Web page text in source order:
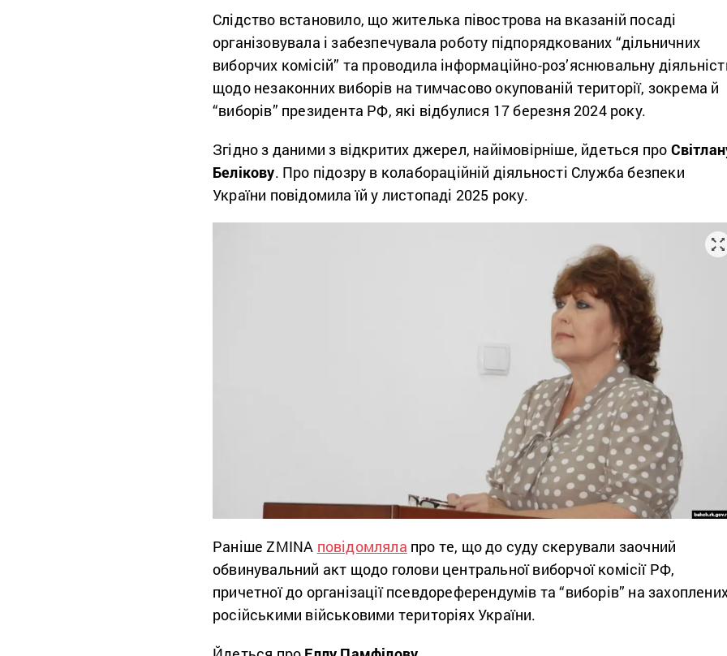
Слідство встановило, що жителька півострова на вказаній посаді
організовувала і забезпечувала роботу підпорядкованих “дільничних
виборчих комісій” та проводила інформаційно-роз’яснювальну
щодо незаконних виборів на тимчасово окупованій території, зокрема й
“виборів” президента РФ, які відбулися 17 березня 2024 року.
Згідно з даними з відкритих джерел, найімовірніше, йдеться про
Белікову. Про підозру в колабораційній діяльності Служба безпеки
України повідомила їй у листопаді 2025 року.
Раніше ZMINA повідомляла про те, що до суду скерували заочний
обвинувальний акт щодо голови центральної виборчої комісії РФ,
причетної до організації псевдореферендумів та “виборів” на
російськими військовими територіях України.